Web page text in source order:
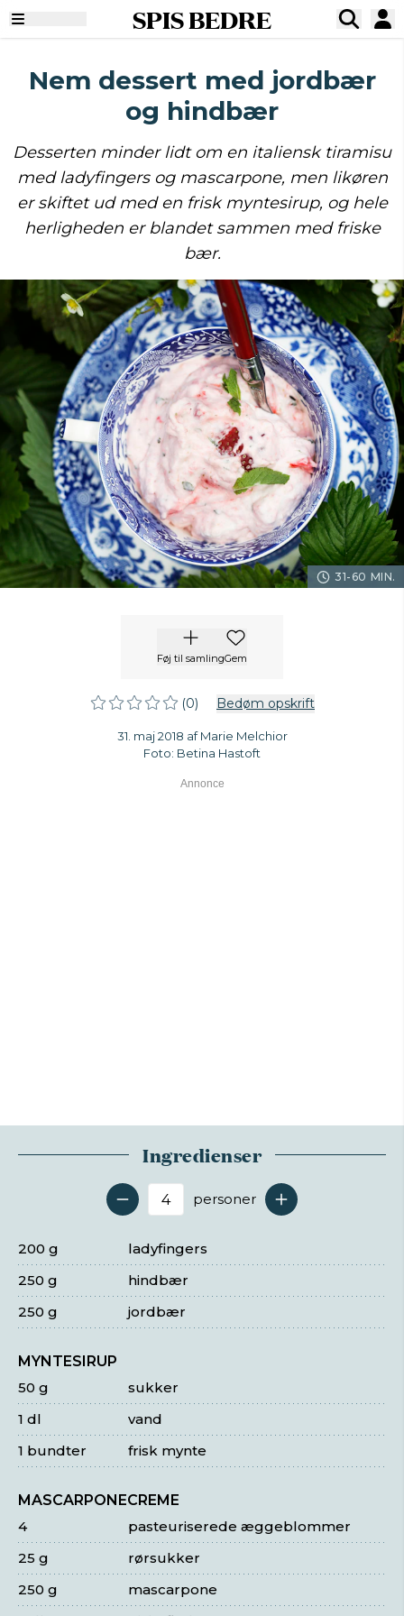
SPIS BEDRE
Nem dessert med jordbær
og hindbær
Desserten minder lidt om en italiensk tiramisu
med ladyfingers og mascarpone, men likøren
er skiftet ud med en frisk myntesirup, og hele
herligheden er blandet sammen med friske
bær.
31-60 MIN.
Føj til samlingGem
(0) Bedøm opskrift
31. maj 2018 af Marie Melchior
Foto: Betina Hastoft
Ingredienser
Antal serveringer
personer
ladyfingers
200 g
hindbær
250 g
jordbær
250 g
MYNTESIRUP
sukker
50 g
vand
1 dl
frisk mynte
1 bundter
MASCARPONECREME
pasteuriserede æggeblommer
4
rørsukker
25 g
mascarpone
250 g